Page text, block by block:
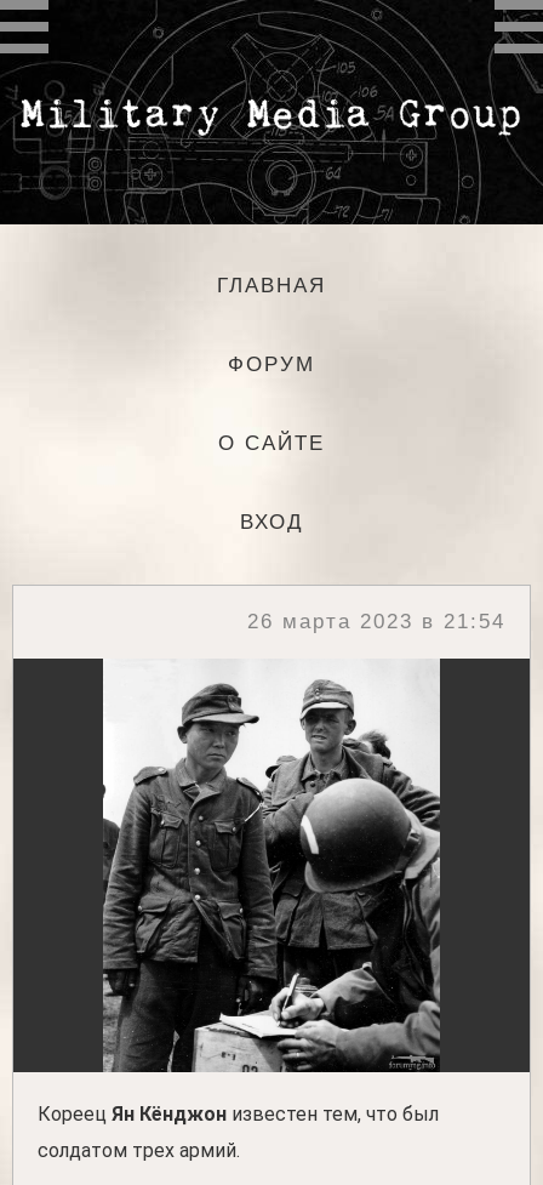
ГЛАВНАЯ
ФОРУМ
О САЙТЕ
ВХОД
26 марта 2023 в 21:54
Кореец Ян Кёнджон известен тем, что был
солдатом трех армий.